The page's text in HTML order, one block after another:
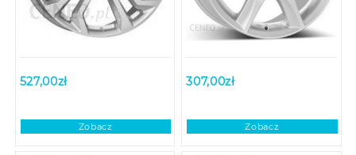
527,00zł
Zobacz
307,00zł
Zobacz